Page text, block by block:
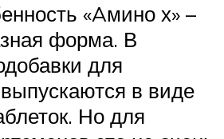
«Aмино х» –
форма. В
для
в виде
Но для